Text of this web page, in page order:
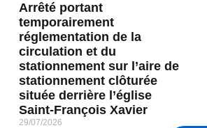
Arrêté portant
temporairement
réglementation de la
circulation et du
stationnement sur l’aire de
stationnement clôturée
située derrière l’église
Saint-François Xavier
29/07/2026